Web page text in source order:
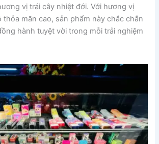
vị trái cây nhiệt đới. Với hương vị
thỏa mãn cao, sản phẩm này chắc chắn
hành tuyệt vời trong mỗi trải nghiệm